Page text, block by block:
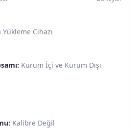
Cihazı
Kurum İçi ve Kurum Dışı
Kalibre Değil